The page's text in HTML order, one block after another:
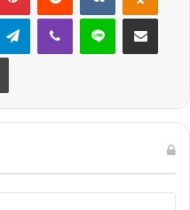
TelegramViber Line E-Posta ile
Yazdır